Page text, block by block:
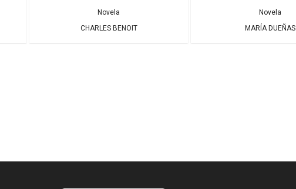
Novela
CHARLES BENOIT
Novela
MARÍA DUEÑAS